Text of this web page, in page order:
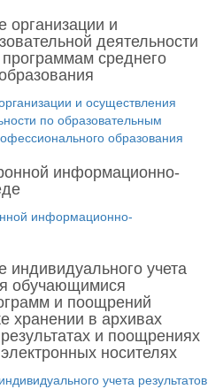
организации и
деятельности
среднего
и осуществления
по образовательным
образования
информационно-
информационно-
учета
обучающимися
и поощрений
хранении в архивах
и поощрениях
носителях
учета результатов